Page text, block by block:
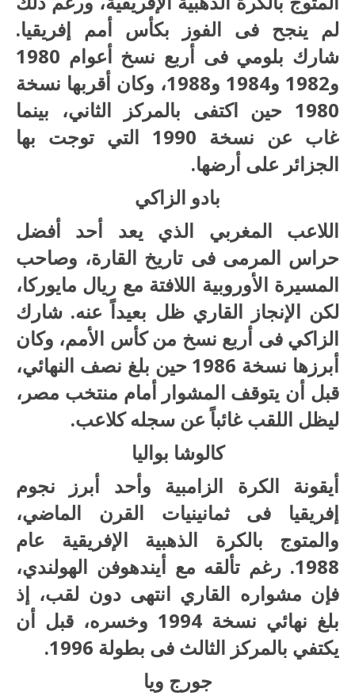
لم ينجح فى الفوز بكأس أمم إفريقيا.
شارك بلومي فى أربع نسخ أعوام 1980
و1982 و1984 و1988، وكان أقربها نسخة
1980 حين اكتفى بالمركز الثاني، بينما
غاب عن نسخة 1990 التي توجت بها
الجزائر على أرضها.
بادو الزاكي
اللاعب المغربي الذي يعد أحد أفضل
حراس المرمى فى تاريخ القارة، وصاحب
المسيرة الأوروبية اللافتة مع ريال مايوركا،
لكن الإنجاز القاري ظل بعيداً عنه. شارك
الزاكي فى أربع نسخ من كأس الأمم، وكان
أبرزها نسخة 1986 حين بلغ نصف النهائي،
قبل أن يتوقف المشوار أمام منتخب مصر،
ليظل اللقب غائباً عن سجله كلاعب.
كالوشا بواليا
أيقونة الكرة الزامبية وأحد أبرز نجوم
إفريقيا فى ثمانينيات القرن الماضي،
والمتوج بالكرة الذهبية الإفريقية عام
1988. رغم تألقه مع أيندهوفن الهولندي،
فإن مشواره القاري انتهى دون لقب، إذ
بلغ نهائي نسخة 1994 وخسره، قبل أن
يكتفي بالمركز الثالث فى بطولة 1996.
جورج ويا